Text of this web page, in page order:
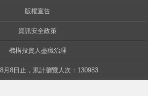
版權宣告
資訊安全政策
機構投資人盡職治理
月8日止，累計瀏覽人次：130983